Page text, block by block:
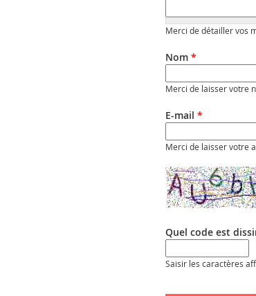
Merci de détailler vos
Nom *
Merci de laisser votre
E-mail *
Merci de laisser votre
Quel code est
Saisir les caractères